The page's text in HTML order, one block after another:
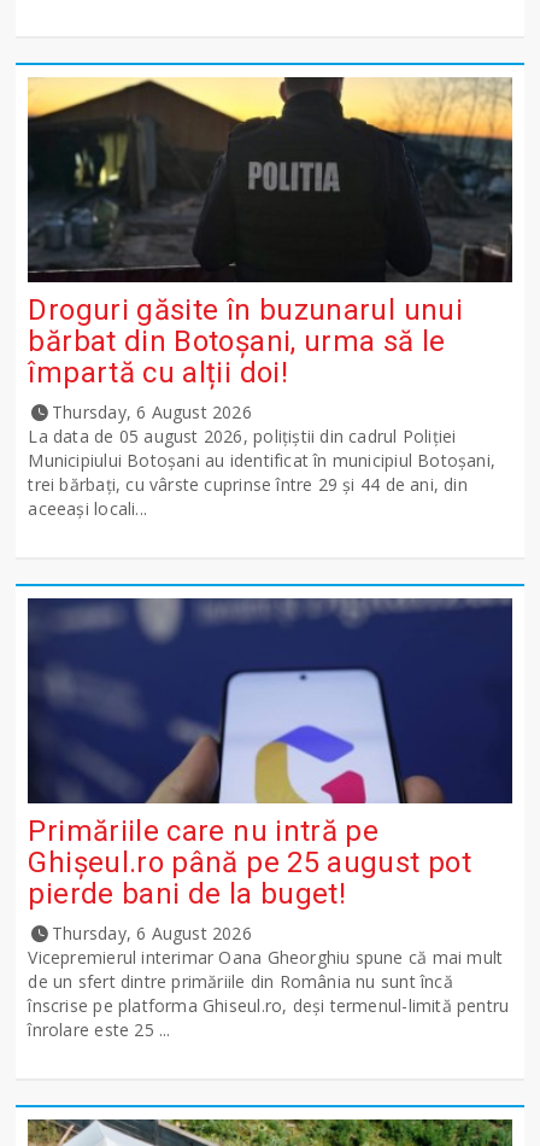
Droguri găsite în buzunarul unui
bărbat din Botoșani, urma să le
împartă cu alții doi!
Thursday, 6 August 2026
La data de 05 august 2026, polițiștii din cadrul Poliției
Municipiului Botoșani au identificat în municipiul Botoșani,
trei bărbați, cu vârste cuprinse între 29 și 44 de ani, din
aceeași locali...
Primăriile care nu intră pe
Ghişeul.ro până pe 25 august pot
pierde bani de la buget!
Thursday, 6 August 2026
Vicepremierul interimar Oana Gheorghiu spune că mai mult
de un sfert dintre primăriile din România nu sunt încă
înscrise pe platforma Ghiseul.ro, deși termenul-limită pentru
înrolare este 25 ...